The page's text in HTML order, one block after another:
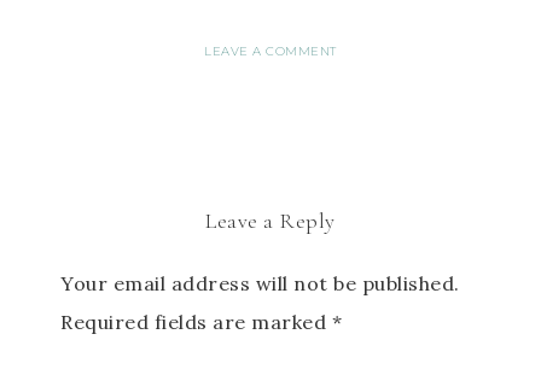
LEAVE A COMMENT
Leave a Reply
Your email address will not be published.
Required fields are marked *